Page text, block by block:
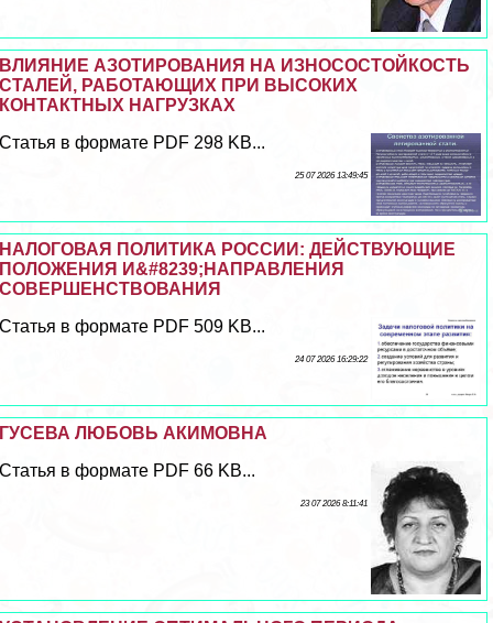
ВЛИЯНИЕ АЗОТИРОВАНИЯ НА ИЗНОСОСТОЙКОСТЬ
СТАЛЕЙ, РАБОТАЮЩИХ ПРИ ВЫСОКИХ
КОНТАКТНЫХ НАГРУЗКАХ
Статья в формате PDF 298 KB...
25 07 2026 13:49:45
НАЛОГОВАЯ ПОЛИТИКА РОССИИ: ДЕЙСТВУЮЩИЕ
ПОЛОЖЕНИЯ И&#8239;НАПРАВЛЕНИЯ
СОВЕРШЕНСТВОВАНИЯ
Статья в формате PDF 509 KB...
24 07 2026 16:29:22
ГУСЕВА ЛЮБОВЬ АКИМОВНА
Статья в формате PDF 66 KB...
23 07 2026 8:11:41